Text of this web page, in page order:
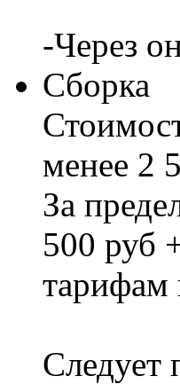
-Через
Сборка
менее 2
За
500 руб
тарифам
Следует